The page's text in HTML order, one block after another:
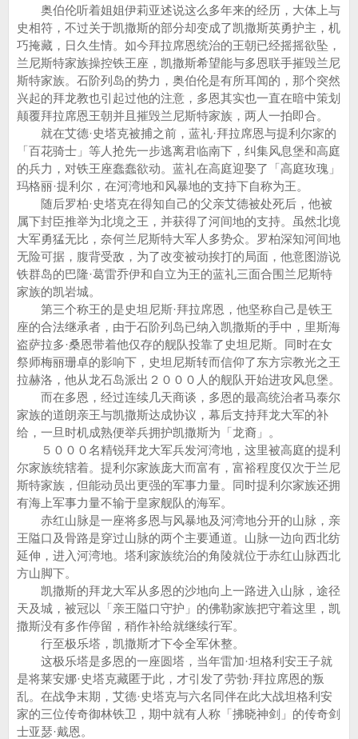
奥伯伦听着姐姐伊莉亚述说这么多年来的经历，大体上与
史相符，不过关于凯撒斯的部分却变成了凯撒斯英勇护主，机
巧掩藏，日久生情。如今拜拉席恩统治的王朝已经摇摇欲坠，
兰尼斯特家族操控铁王座，凯撒斯希望能与多恩联手摧毁兰尼
斯特家族。石阶列岛的势力，奥伯伦是有所耳闻的，那个突然
兴起的拜龙教也引起过他的注意，多恩其实也一直在暗中策划
颠覆拜拉席恩王朝并且摧毁兰尼斯特家族，两人一拍即合。
就在艾德·史塔克被捕之前，蓝礼·拜拉席恩与提利尔家的
「百花骑士」等人抢先一步逃离君临南下，纠集风息堡和高庭
的兵力，对铁王座蠢蠢欲动。蓝礼在高庭迎娶了「高庭玫瑰」
玛格丽·提利尔，在河湾地和风暴地的支持下自称为王。
随后罗柏·史塔克在得知自己的父亲艾德被处死后，他被
属下封臣推举为北境之王，并获得了河间地的支持。虽然北境
大军勇猛无比，奈何兰尼斯特大军人多势众。罗柏深知河间地
无险可据，腹背受敌，为了改变被动挨打的局面，他意图游说
铁群岛的巴隆·葛雷乔伊和自立为王的蓝礼三面合围兰尼斯特
家族的凯岩城。
第三个称王的是史坦尼斯·拜拉席恩，他坚称自己是铁王
座的合法继承者，由于石阶列岛已纳入凯撒斯的手中，里斯海
盗萨拉多·桑恩带着他仅存的舰队投靠了史坦尼斯。同时在女
祭师梅丽珊卓的影响下，史坦尼斯转而信仰了东方宗教光之王
拉赫洛，他从龙石岛派出２０００人的舰队开始进攻风息堡。
而在多恩，经过连续几天商谈，多恩的最高统治者马泰尔
家族的道朗亲王与凯撒斯达成协议，幕后支持拜龙大军的补
给，一旦时机成熟便举兵拥护凯撒斯为「龙裔」。
５０００名精锐拜龙大军兵发河湾地，这里被高庭的提利
尔家族统辖着。提利尔家族庞大而富有，富裕程度仅次于兰尼
斯特家族，但能动员出更强的军事力量。同时提利尔家族还拥
有海上军事力量不输于皇家舰队的海军。
赤红山脉是一座将多恩与风暴地及河湾地分开的山脉，亲
王隘口及骨路是穿过山脉的两个主要通道。山脉一边向西北纺
延伸，进入河湾地。塔利家族统治的角陵就位于赤红山脉西北
方山脚下。
凯撒斯的拜龙大军从多恩的沙地向上一路进入山脉，途径
天及城，被冠以「亲王隘口守护」的佛勒家族把守着这里，凯
撒斯没有多作停留，稍作补给就继续行军。
行至极乐塔，凯撒斯才下令全军休整。
这极乐塔是多恩的一座圆塔，当年雷加·坦格利安王子就
是将莱安娜·史塔克藏匿于此，才引发了劳勃·拜拉席恩的叛
乱。在战争末期，艾德·史塔克与六名同伴在此大战坦格利安
家的三位传奇御林铁卫，期中就有人称「拂晓神剑」的传奇剑
士亚瑟·戴恩。